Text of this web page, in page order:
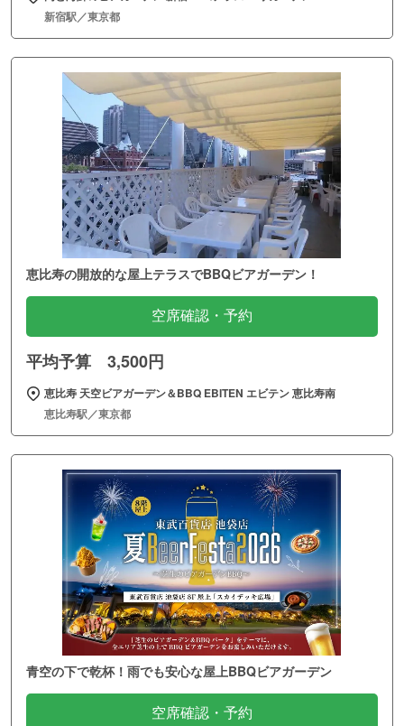
新宿駅／東京都
恵比寿の開放的な屋上テラスでBBQビアガーデン！
空席確認・予約
平均予算 3,500円
恵比寿 天空ビアガーデン＆BBQ EBITEN エビテン 恵比寿南
恵比寿駅／東京都
青空の下で乾杯！雨でも安心な屋上BBQビアガーデン
空席確認・予約